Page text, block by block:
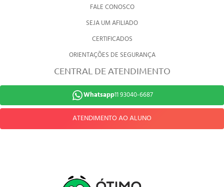
FALE CONOSCO
SEJA UM AFILIADO
CERTIFICADOS
ORIENTAÇÕES DE SEGURANÇA
CENTRAL DE ATENDIMENTO
Whatsapp11 93040-6687
ATENDIMENTO AO ALUNO